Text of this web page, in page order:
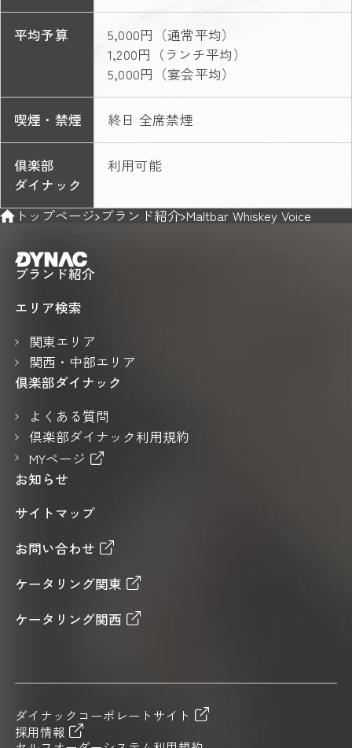
平均予算
5,000円（通常平均）
1,200円（ランチ平均）
5,000円（宴会平均）
喫煙・禁煙 終日 全席禁煙
倶楽部
ダイナック
利用可能
トップページ ブランド紹介 Maltbar Whiskey Voice
ブランド紹介
エリア検索
関東エリア
関西・中部エリア
倶楽部ダイナック
よくある質問
倶楽部ダイナック利用規約
MYページ
お知らせ
サイトマップ
お問い合わせ
ケータリング関東
ケータリング関西
ダイナックコーポレートサイト
採用情報